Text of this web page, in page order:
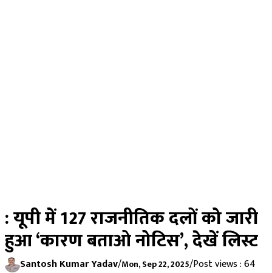
: यूपी में 127 राजनीतिक दलों को जारी
हुआ ‘कारण बताओ नोटिस’, देखें लिस्ट
Santosh Kumar Yadav/Mon, Sep 22, 2025/Post views : 64